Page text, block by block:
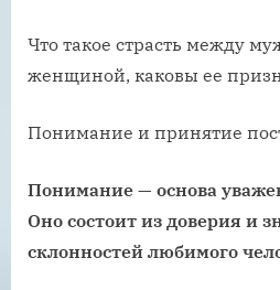
Что такое страсть между
женщиной, каковы ее
Понимание и принятие
Понимание — основа
Оно состоит из доверия и
склонностей любимого